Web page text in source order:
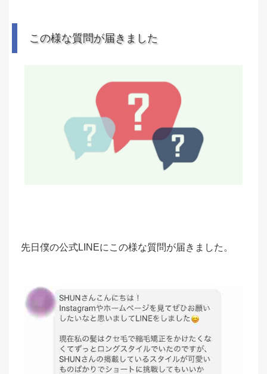
この様な質問が届きました
先日僕の公式LINEにこの様な質問が届きました。